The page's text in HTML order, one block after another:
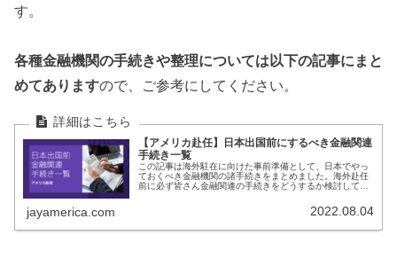
す。
各種金融機関の手続きや整理については以下の記事にまと
めてありますので、ご参考にしてください。
【アメリカ赴任】日本出国前にするべき金融関連
手続き一覧
この記事は海外駐在に向けた事前準備として、日本でやっ
ておくべき金融機関の諸手続きをまとめました。海外赴任
前に必ず皆さん金融関連の手続きをどうするか検討してお
jayamerica.com 2022.08.04